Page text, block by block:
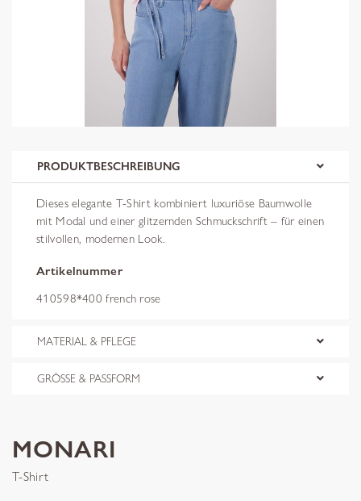
PRODUKTBESCHREIBUNG
Dieses elegante T-Shirt kombiniert luxuriöse Baumwolle
mit Modal und einer glitzernden Schmuckschrift – für einen
stilvollen, modernen Look.
Artikelnummer
410598*400 french rose
MATERIAL & PFLEGE
GRÖSSE & PASSFORM
MONARI
T-Shirt